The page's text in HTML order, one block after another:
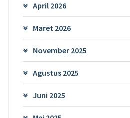
April 2026
Maret 2026
November 2025
Agustus 2025
Juni 2025